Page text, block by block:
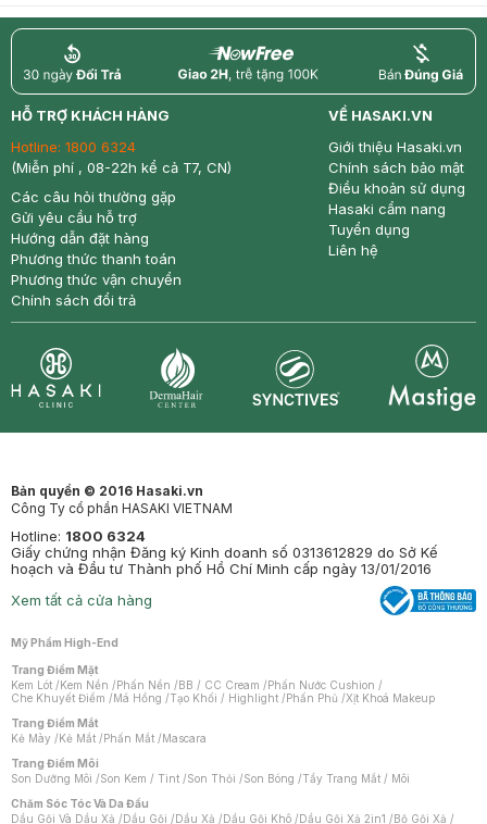
return nowfree price
HỖ TRỢ KHÁCH HÀNG
Hotline: 1800 6324
(Miễn phí , 08-22h kể cả T7, CN)
Các câu hỏi thường gặp
Gửi yêu cầu hỗ trợ
Hướng dẫn đặt hàng
Phương thức thanh toán
Phương thức vận chuyển
Chính sách đổi trả
VỀ HASAKI.VN
Giới thiệu Hasaki.vn
Chính sách bảo mật
Điều khoản sử dụng
Hasaki cẩm nang
Tuyển dụng
Liên hệ
Bản quyền © 2016 Hasaki.vn
Công Ty cổ phần HASAKI VIETNAM
Hotline: 1800 6324
Giấy chứng nhận Đăng ký Kinh doanh số 0313612829 do Sở Kế
hoạch và Đầu tư Thành phố Hồ Chí Minh cấp ngày 13/01/2016
Xem tất cả cửa hàng
Mỹ Phẩm High-End
Trang Điểm Mặt
Kem Lót /Kem Nền /Phấn Nền /BB / CC Cream /Phấn Nước Cushion /
Che Khuyết Điểm /Má Hồng /Tạo Khối / Highlight /Phấn Phủ /Xịt Khoá Makeup
Trang Điểm Mắt
Kẻ Mày /Kẻ Mắt /Phấn Mắt /Mascara
Trang Điểm Môi
Son Dưỡng Môi /Son Kem / Tint /Son Thỏi /Son Bóng /Tẩy Trang Mắt / Môi
Chăm Sóc Tóc Và Da Đầu
Dầu Gội Và Dầu Xả /Dầu Gội /Dầu Xả /Dầu Gội Khô /Dầu Gội Xả 2in1 /Bộ Gội Xả /